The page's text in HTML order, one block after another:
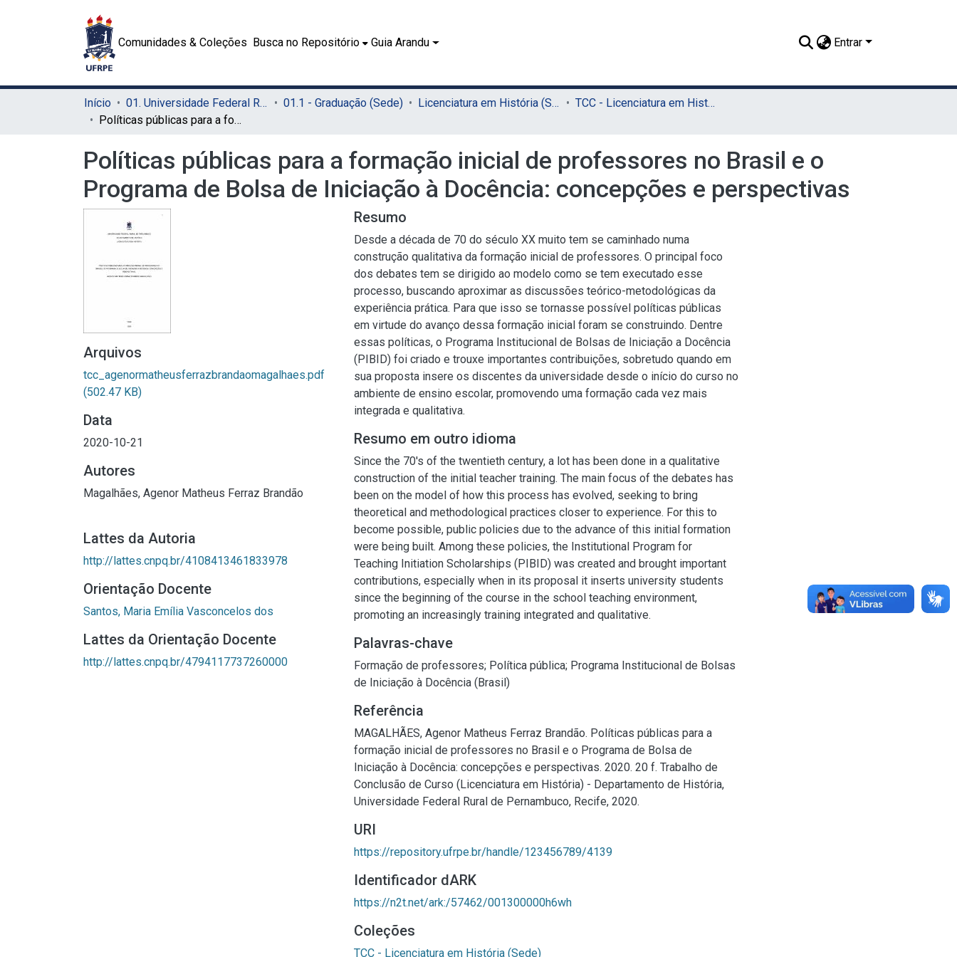
Comunidades & Coleções Busca no Repositório Guia Arandu Entrar
Início 01. Universidade Federal Rural de Pernambuco - UFRPE (Sede) 01.1 - Graduação (Sede) Licenciatura em História (Sede)
TCC - Licenciatura em História (Sede)
Políticas públicas para a formação inicial de professores no Brasil e o Programa de Bolsa de Iniciação à Docência: concepções e perspectivas
Políticas públicas para a formação inicial de professores no Brasil e o
Programa de Bolsa de Iniciação à Docência: concepções e perspectivas
Arquivos
tcc_agenormatheusferrazbrandaomagalhaes.pdf
(502.47 KB)
Data
2020-10-21
Autores
Magalhães, Agenor Matheus Ferraz Brandão
Lattes da Autoria
http://lattes.cnpq.br/4108413461833978
Orientação Docente
Santos, Maria Emília Vasconcelos dos
Lattes da Orientação Docente
http://lattes.cnpq.br/4794117737260000
Resumo
Desde a década de 70 do século XX muito tem se caminhado numa
construção qualitativa da formação inicial de professores. O principal foco
dos debates tem se dirigido ao modelo como se tem executado esse
processo, buscando aproximar as discussões teórico-metodológicas da
experiência prática. Para que isso se tornasse possível políticas públicas
em virtude do avanço dessa formação inicial foram se construindo. Dentre
essas políticas, o Programa Institucional de Bolsas de Iniciação a Docência
(PIBID) foi criado e trouxe importantes contribuições, sobretudo quando em
sua proposta insere os discentes da universidade desde o início do curso no
ambiente de ensino escolar, promovendo uma formação cada vez mais
integrada e qualitativa.
Resumo em outro idioma
Since the 70's of the twentieth century, a lot has been done in a qualitative
construction of the initial teacher training. The main focus of the debates has
been on the model of how this process has evolved, seeking to bring
theoretical and methodological practices closer to experience. For this to
become possible, public policies due to the advance of this initial formation
were being built. Among these policies, the Institutional Program for
Teaching Initiation Scholarships (PIBID) was created and brought important
contributions, especially when in its proposal it inserts university students
since the beginning of the course in the school teaching environment,
promoting an increasingly training integrated and qualitative.
Palavras-chave
Formação de professores; Política pública; Programa Institucional de Bolsas
de Iniciação à Docência (Brasil)
Referência
MAGALHÃES, Agenor Matheus Ferraz Brandão. Políticas públicas para a
formação inicial de professores no Brasil e o Programa de Bolsa de
Iniciação à Docência: concepções e perspectivas. 2020. 20 f. Trabalho de
Conclusão de Curso (Licenciatura em História) - Departamento de História,
Universidade Federal Rural de Pernambuco, Recife, 2020.
URI
https://repository.ufrpe.br/handle/123456789/4139
Identificador dARK
https://n2t.net/ark:/57462/001300000h6wh
Coleções
TCC - Licenciatura em História (Sede)